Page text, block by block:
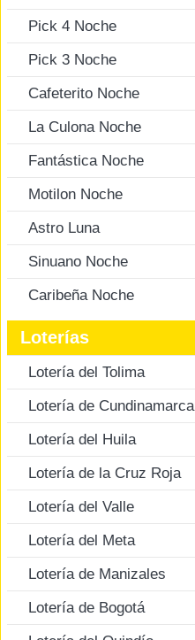
Pick 4 Noche
Pick 3 Noche
Cafeterito Noche
La Culona Noche
Fantástica Noche
Motilon Noche
Astro Luna
Sinuano Noche
Caribeña Noche
Loterías
Lotería del Tolima
Lotería de Cundinamarca
Lotería del Huila
Lotería de la Cruz Roja
Lotería del Valle
Lotería del Meta
Lotería de Manizales
Lotería de Bogotá